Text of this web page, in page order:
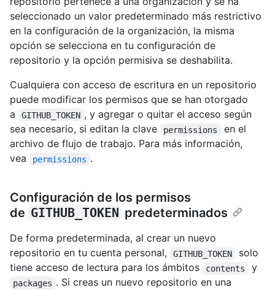
seleccionado un valor predeterminado más restrictivo
en la configuración de la organización, la misma
opción se selecciona en tu configuración de
repositorio y la opción permisiva se deshabilita.
Cualquiera con acceso de escritura en un repositorio
puede modificar los permisos que se han otorgado
a
GITHUB_TOKEN , y agregar o quitar el acceso según
sea necesario, si editan la clave
permissions
en el
archivo de flujo de trabajo. Para más información,
vea
permissions .
Configuración de los permisos
de GITHUB_TOKEN predeterminados
De forma predeterminada, al crear un nuevo
repositorio en tu cuenta personal,
GITHUB_TOKEN
solo
tiene acceso de lectura para los ámbitos
contents y
packages . Si creas un nuevo repositorio en una